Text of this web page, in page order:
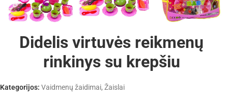
Didelis virtuvės reikmenų
rinkinys su krepšiu
Kategorijos: Vaidmenų žaidimai, Žaislai